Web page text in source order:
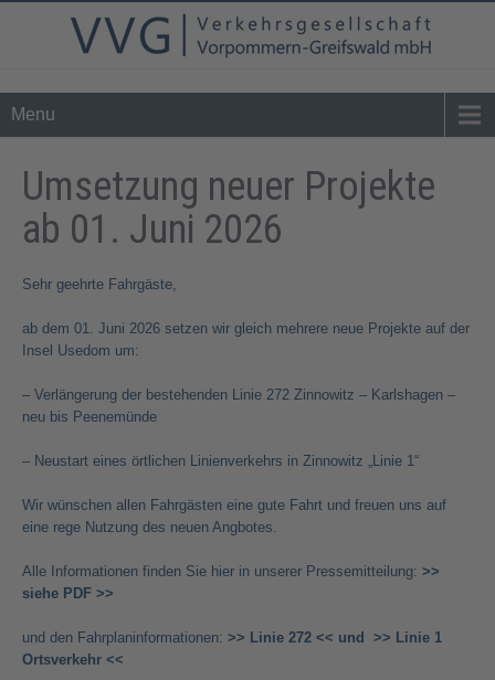
Tel. 0 39 76 - 24 02 - 0info@vvg-bus.de
Menu
Umsetzung neuer Projekte
ab 01. Juni 2026
Sehr geehrte Fahrgäste,
ab dem 01. Juni 2026 setzen wir gleich mehrere neue Projekte auf der
Insel Usedom um:
– Verlängerung der bestehenden Linie 272 Zinnowitz – Karlshagen –
neu bis Peenemünde
– Neustart eines örtlichen Linienverkehrs in Zinnowitz „Linie 1“
Wir wünschen allen Fahrgästen eine gute Fahrt und freuen uns auf
eine rege Nutzung des neuen Angbotes.
Alle Informationen finden Sie hier in unserer Pressemitteilung: >>
siehe PDF >>
und den Fahrplaninformationen: >> Linie 272 << und
>> Linie 1
Ortsverkehr <<